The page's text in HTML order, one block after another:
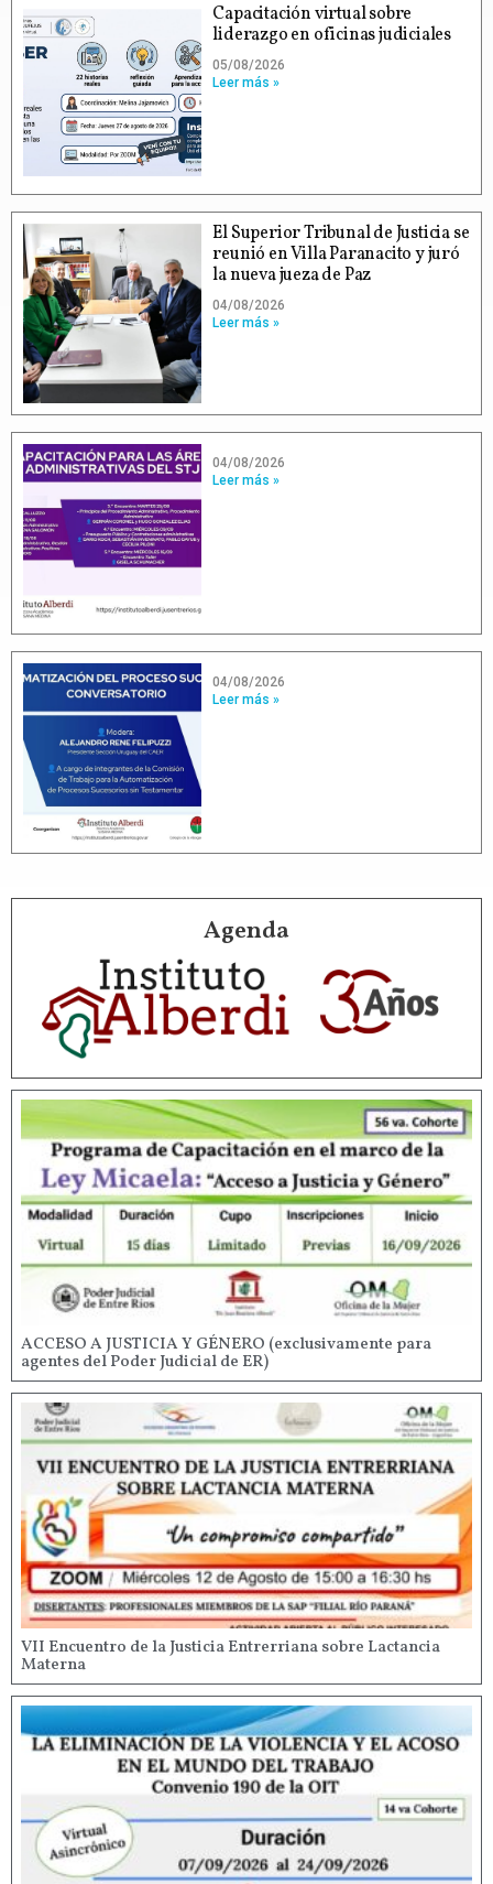
Capacitación virtual sobre
liderazgo en oficinas judiciales
05/08/2026
Leer más »
El Superior Tribunal de Justicia se
reunió en Villa Paranacito y juró
la nueva jueza de Paz
04/08/2026
Leer más »
04/08/2026
Leer más »
04/08/2026
Leer más »
Agenda
ACCESO A JUSTICIA Y GÉNERO (exclusivamente para
agentes del Poder Judicial de ER)
VII Encuentro de la Justicia Entrerriana sobre Lactancia
Materna